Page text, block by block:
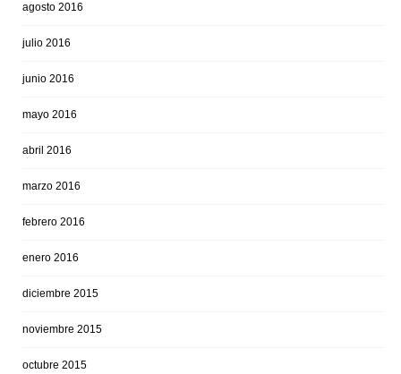
agosto 2016
julio 2016
junio 2016
mayo 2016
abril 2016
marzo 2016
febrero 2016
enero 2016
diciembre 2015
noviembre 2015
octubre 2015